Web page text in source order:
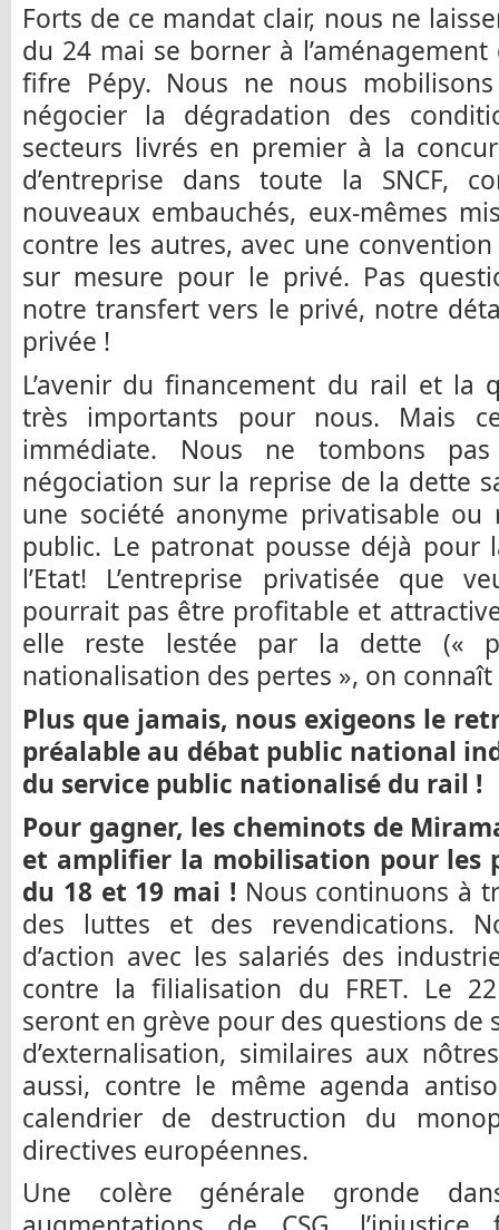
Forts de ce mandat clair, nous ne
du 24 mai se borner à
fifre Pépy. Nous ne nous
négocier la dégradation des
secteurs livrés en premier à la
d’entreprise dans toute la SNCF,
nouveaux embauchés, eux-mêmes
contre les autres, avec une
sur mesure pour le privé. Pas
notre transfert vers le privé, notre
privée !
L’avenir du financement du rail et la
très importants pour nous. Mais
immédiate. Nous ne tombons
négociation sur la reprise de la dette
une société anonyme privatisable ou
public. Le patronat pousse déjà
l’Etat! L’entreprise privatisée que
pourrait pas être profitable et
elle reste lestée par la dette («
nationalisation des pertes », on connaît
Plus que jamais, nous exigeons le
préalable au débat public national
du service public nationalisé du rail !
Pour gagner, les cheminots de
et amplifier la mobilisation pour les
du 18 et 19 mai !Nous continuons à
des luttes et des revendications.
d’action avec les salariés des
contre la filialisation du FRET. Le
seront en grève pour des questions de
d’externalisation, similaires aux
aussi, contre le même agenda
calendrier de destruction du
directives européennes.
Une colère générale gronde